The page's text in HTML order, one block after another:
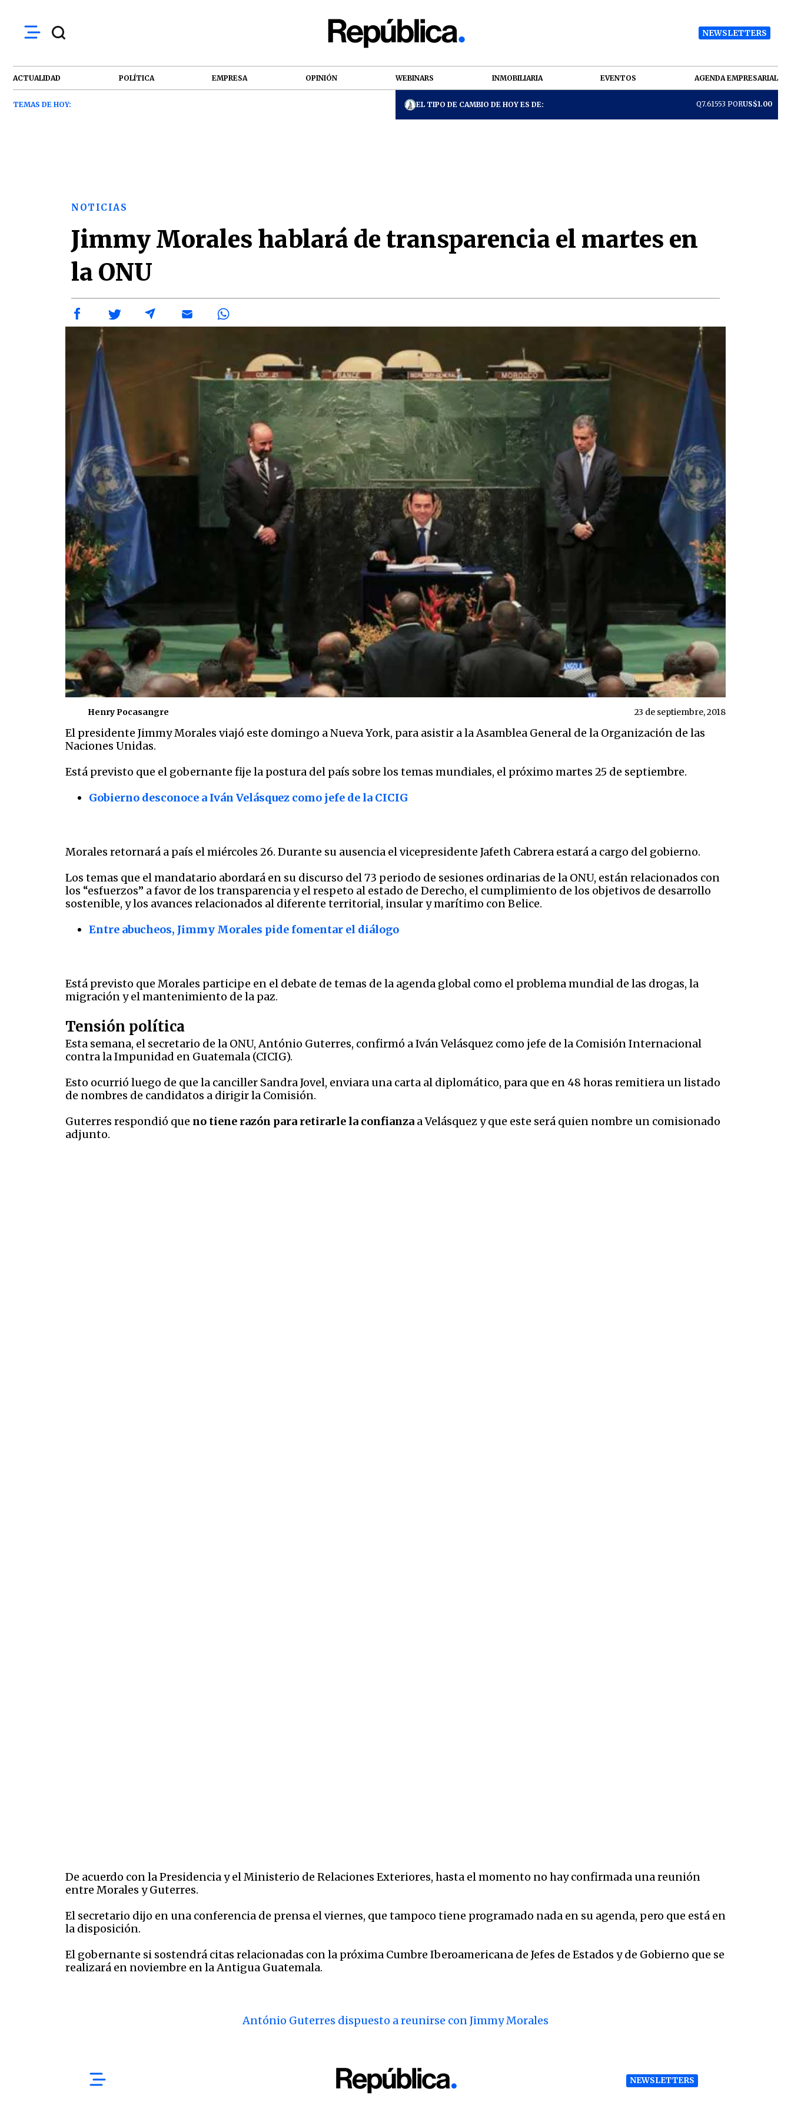
NEWSLETTERS
ACTUALIDAD POLÍTICA EMPRESA OPINIÓN WEBINARS INMOBILIARIA EVENTOS AGENDA EMPRESARIAL
TEMAS DE HOY: EL TIPO DE CAMBIO DE HOY ES DE: Q7.61553 PORUS$1.00
NOTICIAS
Jimmy Morales hablará de transparencia el martes en
la ONU
Henry Pocasangre 23 de septiembre, 2018
El presidente Jimmy Morales viajó este domingo a Nueva York, para asistir a la Asamblea General de la Organización de las
Naciones Unidas.
Está previsto que el gobernante fije la postura del país sobre los temas mundiales, el próximo martes 25 de septiembre.
Gobierno desconoce a Iván Velásquez como jefe de la CICIG
Morales retornará a país el miércoles 26. Durante su ausencia el vicepresidente Jafeth Cabrera estará a cargo del gobierno.
Los temas que el mandatario abordará en su discurso del 73 periodo de sesiones ordinarias de la ONU, están relacionados con
los “esfuerzos” a favor de los transparencia y el respeto al estado de Derecho, el cumplimiento de los objetivos de desarrollo
sostenible, y los avances relacionados al diferente territorial, insular y marítimo con Belice.
Entre abucheos, Jimmy Morales pide fomentar el diálogo
Está previsto que Morales participe en el debate de temas de la agenda global como el problema mundial de las drogas, la
migración y el mantenimiento de la paz.
Tensión política
Esta semana, el secretario de la ONU, António Guterres, confirmó a Iván Velásquez como jefe de la Comisión Internacional
contra la Impunidad en Guatemala (CICIG).
Esto ocurrió luego de que la canciller Sandra Jovel, enviara una carta al diplomático, para que en 48 horas remitiera un listado
de nombres de candidatos a dirigir la Comisión.
Guterres respondió que no tiene razón para retirarle la confianza a Velásquez y que este será quien nombre un comisionado
adjunto.
De acuerdo con la Presidencia y el Ministerio de Relaciones Exteriores, hasta el momento no hay confirmada una reunión
entre Morales y Guterres.
El secretario dijo en una conferencia de prensa el viernes, que tampoco tiene programado nada en su agenda, pero que está en
la disposición.
El gobernante si sostendrá citas relacionadas con la próxima Cumbre Iberoamericana de Jefes de Estados y de Gobierno que se
realizará en noviembre en la Antigua Guatemala.
António Guterres dispuesto a reunirse con Jimmy Morales